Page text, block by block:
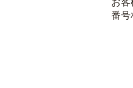
お客
番号